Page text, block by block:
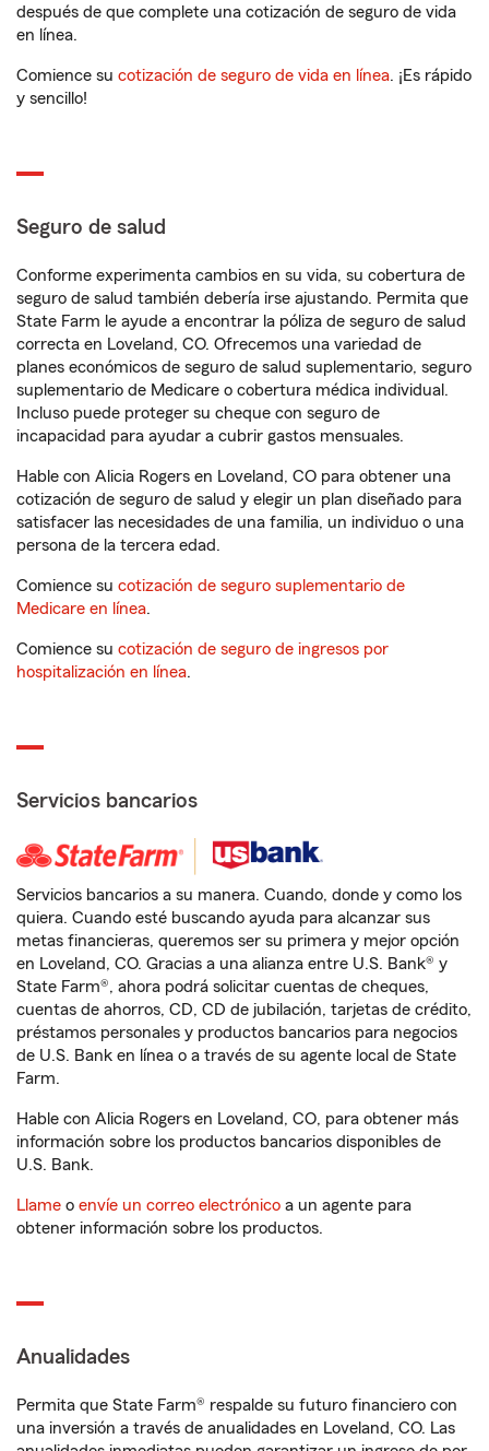
después de que complete una cotización de seguro de vida
en línea.
Comience su cotización de seguro de vida en línea. ¡Es rápido
y sencillo!
Seguro de salud
Conforme experimenta cambios en su vida, su cobertura de
seguro de salud también debería irse ajustando. Permita que
State Farm le ayude a encontrar la póliza de seguro de salud
correcta en Loveland, CO. Ofrecemos una variedad de
planes económicos de seguro de salud suplementario, seguro
suplementario de Medicare o cobertura médica individual.
Incluso puede proteger su cheque con seguro de
incapacidad para ayudar a cubrir gastos mensuales.
Hable con Alicia Rogers en Loveland, CO para obtener una
cotización de seguro de salud y elegir un plan diseñado para
satisfacer las necesidades de una familia, un individuo o una
persona de la tercera edad.
Comience su cotización de seguro suplementario de
Medicare en línea.
Comience su cotización de seguro de ingresos por
hospitalización en línea.
Servicios bancarios
Servicios bancarios a su manera. Cuando, donde y como los
quiera. Cuando esté buscando ayuda para alcanzar sus
metas financieras, queremos ser su primera y mejor opción
en Loveland, CO. Gracias a una alianza entre U.S. Bank® y
State Farm®, ahora podrá solicitar cuentas de cheques,
cuentas de ahorros, CD, CD de jubilación, tarjetas de crédito,
préstamos personales y productos bancarios para negocios
de U.S. Bank en línea o a través de su agente local de State
Farm.
Hable con Alicia Rogers en Loveland, CO, para obtener más
información sobre los productos bancarios disponibles de
U.S. Bank.
Llame o envíe un correo electrónico a un agente para
obtener información sobre los productos.
Anualidades
Permita que State Farm® respalde su futuro financiero con
una inversión a través de anualidades en Loveland, CO. Las